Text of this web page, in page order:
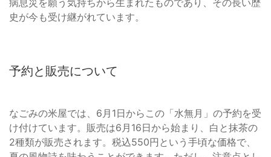
病息災を願う気持ちから生まれたものであり、その長い歴
史が今も受け継がれています。
予約と販売について
なごみの米屋では、6月1日からこの「水無月」の予約を受
け付けています。販売は6月16日から始まり、白と抹茶の
2種類が販売されます。税込550円という手頃な価格で、